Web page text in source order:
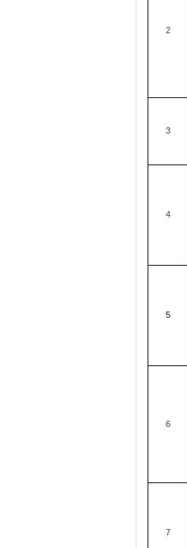
2
3
4
5
6
7